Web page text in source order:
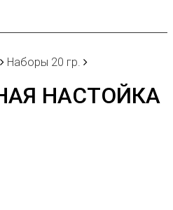
Наборы 20 гр.
НАСТОЙКА